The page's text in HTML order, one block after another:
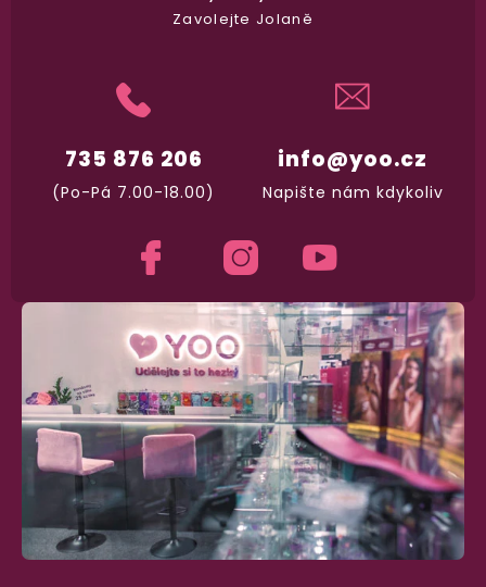
Máte na bezplatné vrácení zboží
info@yoo.cz
Napište nám kdykoliv
735 876 206
(Po-Pá 7.00-18.00)
Zavolejte Jolaně